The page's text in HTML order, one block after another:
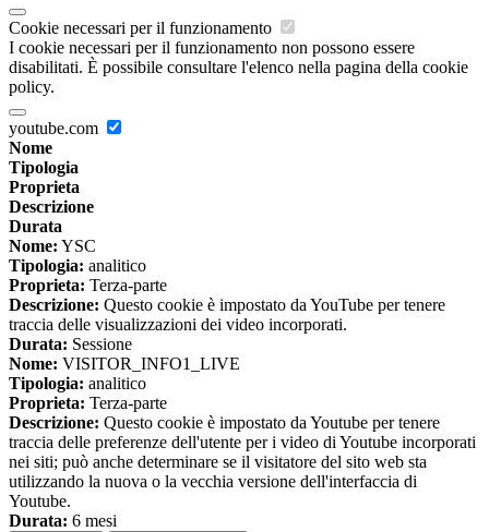
Cookie necessari per il funzionamento
I cookie necessari per il funzionamento non possono essere
disabilitati. È possibile consultare l'elenco nella pagina della cookie
policy.
youtube.com
Nome
Tipologia
Proprieta
Descrizione
Durata
Nome: YSC
Tipologia: analitico
Proprieta: Terza-parte
Descrizione: Questo cookie è impostato da YouTube per tenere
traccia delle visualizzazioni dei video incorporati.
Durata: Sessione
Nome: VISITOR_INFO1_LIVE
Tipologia: analitico
Proprieta: Terza-parte
Descrizione: Questo cookie è impostato da Youtube per tenere
traccia delle preferenze dell'utente per i video di Youtube incorporati
nei siti; può anche determinare se il visitatore del sito web sta
utilizzando la nuova o la vecchia versione dell'interfaccia di
Youtube.
Durata: 6 mesi